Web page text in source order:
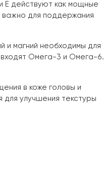
E действуют как мощные
важно для поддержания
и магний необходимы для
входят Омега-3 и Омега-6.
в коже головы и
улучшения текстуры